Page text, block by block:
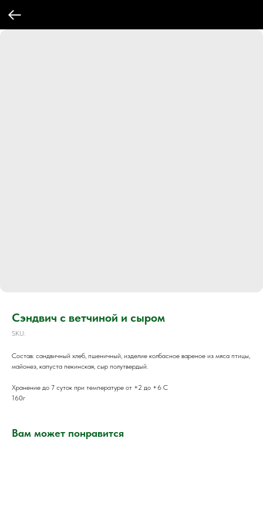
Сэндвич с ветчиной и сыром
SKU:
Состав: сандвичный хлеб, пшеничный, изделие колбасное вареное из мяса птицы,
майонез, капуста пекинская, сыр полутвердый.
Хранение до 7 суток при температуре от +2 до +6 С
160г
Вам может понравится